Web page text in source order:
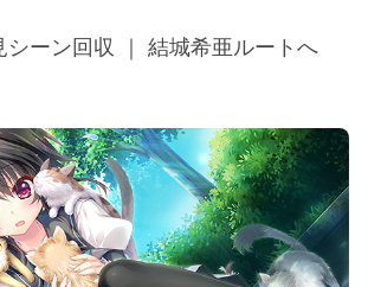
シーン回収 ｜ 結城希亜ルートへ